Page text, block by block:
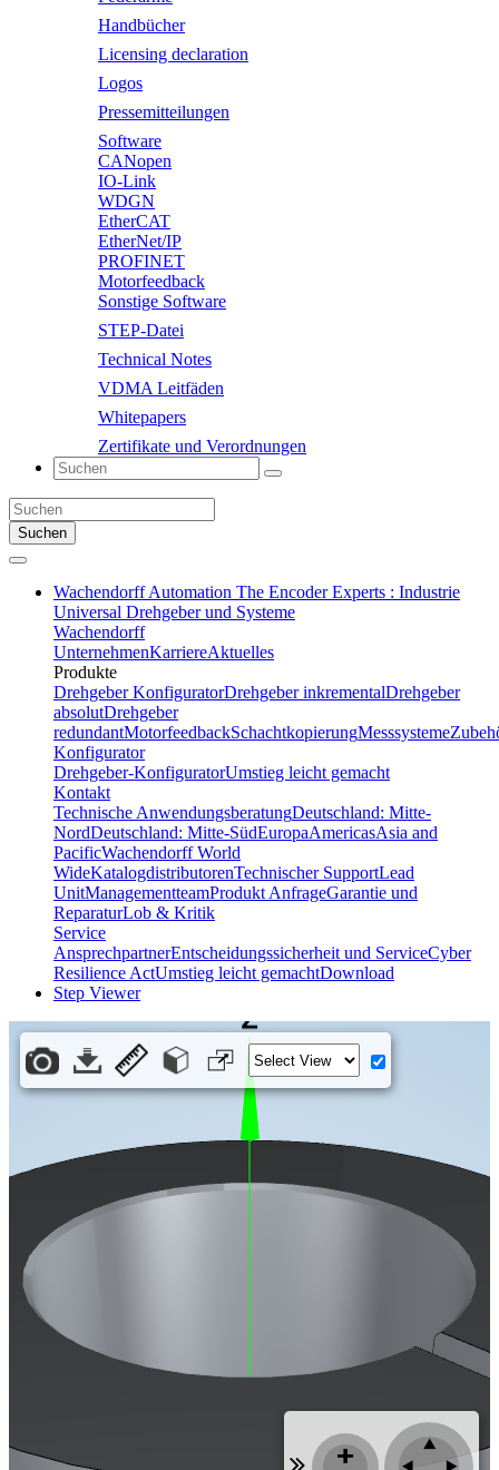
Handbücher
Licensing declaration
Logos
Pressemitteilungen
Software
CANopen
IO-Link
WDGN
EtherCAT
EtherNet/IP
PROFINET
Motorfeedback
Sonstige Software
STEP-Datei
Technical Notes
VDMA Leitfäden
Whitepapers
Zertifikate und Verordnungen
Suchen
Wachendorff Automation The Encoder Experts : Industrie
Universal Drehgeber und Systeme
Wachendorff
UnternehmenKarriereAktuelles
Produkte
Drehgeber KonfiguratorDrehgeber inkrementalDrehgeber
absolutDrehgeber
redundantMotorfeedbackSchachtkopierungMesssysteme
Konfigurator
Drehgeber-KonfiguratorUmstieg leicht gemacht
Kontakt
Technische AnwendungsberatungDeutschland: Mitte-
NordDeutschland: Mitte-SüdEuropaAmericasAsia and
PacificWachendorff World
WideKatalogdistributorenTechnischer SupportLead
UnitManagementteamProdukt AnfrageGarantie und
ReparaturLob & Kritik
Service
AnsprechpartnerEntscheidungssicherheit und ServiceCyber
Resilience ActUmstieg leicht gemachtDownload
Step Viewer